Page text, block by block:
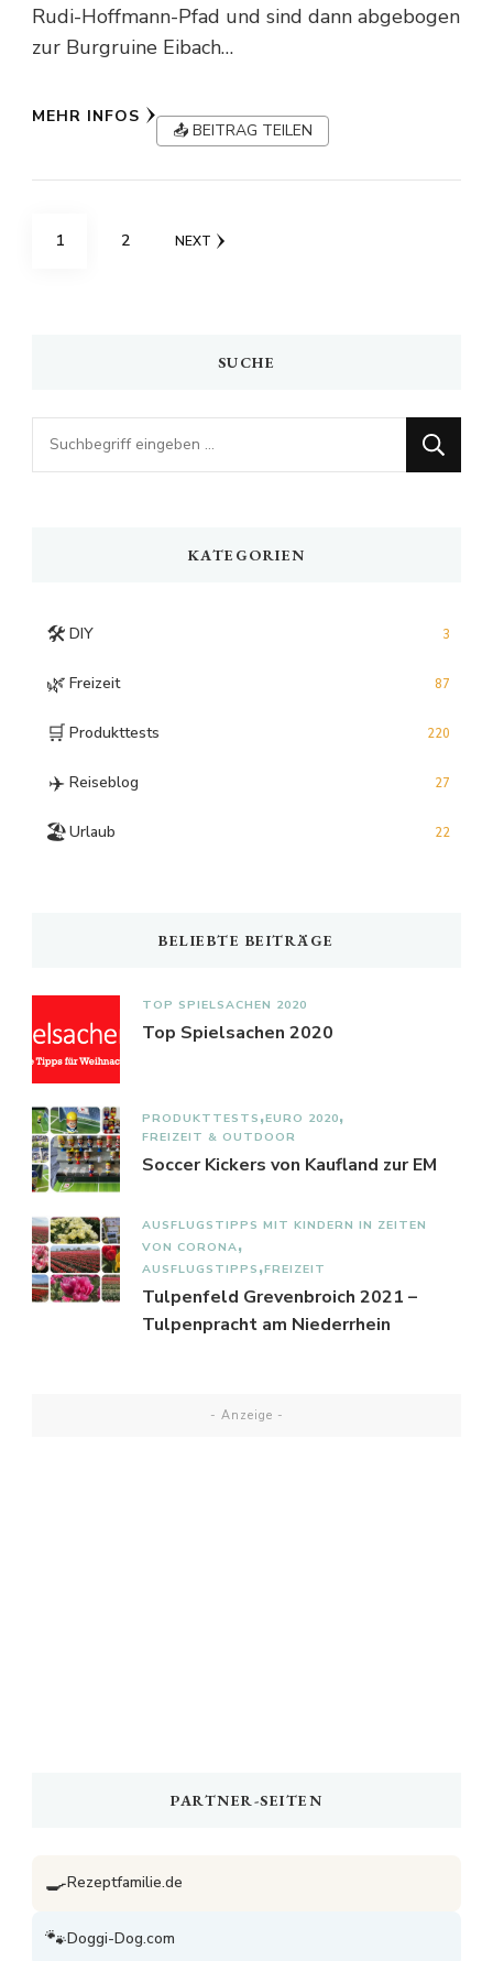
Rudi-Hoffmann-Pfad und sind dann abgebogen
zur Burgruine Eibach…
MEHR INFOS
📤 BEITRAG TEILEN
Seitennummerierung
PAGE
1 PAGE
2 NEXT
SUCHE
Looking
for
KATEGORIEN
🛠️ DIY 3
🌿 Freizeit 87
🛒 Produkttests 220
✈️ Reiseblog 27
🏖️Urlaub 22
BELIEBTE BEITRÄGE
TOP SPIELSACHEN 2020
Top Spielsachen 2020
PRODUKTTESTS EURO 2020
FREIZEIT & OUTDOOR
Soccer Kickers von Kaufland zur EM
AUSFLUGSTIPPS MIT KINDERN IN ZEITEN
VON CORONA
AUSFLUGSTIPPS FREIZEIT
Tulpenfeld Grevenbroich 2021 –
Tulpenpracht am Niederrhein
- Anzeige -
PARTNER-SEITEN
🍳Rezeptfamilie.de
🐾Doggi-Dog.com